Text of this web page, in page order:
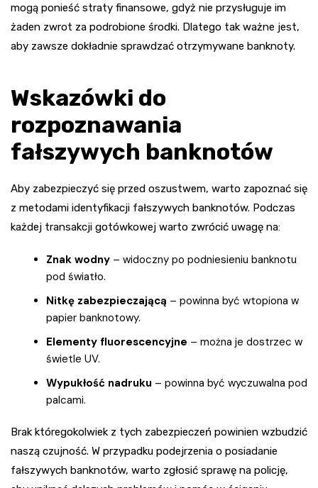
mogą ponieść straty finansowe, gdyż nie przysługuje im
żaden zwrot za podrobione środki. Dlatego tak ważne jest,
aby zawsze dokładnie sprawdzać otrzymywane banknoty.
Wskazówki do
rozpoznawania
fałszywych banknotów
Aby zabezpieczyć się przed oszustwem, warto zapoznać się
z metodami identyfikacji fałszywych banknotów. Podczas
każdej transakcji gotówkowej warto zwrócić uwagę na:
Znak wodny – widoczny po podniesieniu banknotu
pod światło.
Nitkę zabezpieczającą – powinna być wtopiona w
papier banknotowy.
Elementy fluorescencyjne – można je dostrzec w
świetle UV.
Wypukłość nadruku – powinna być wyczuwalna pod
palcami.
Brak któregokolwiek z tych zabezpieczeń powinien wzbudzić
naszą czujność. W przypadku podejrzenia o posiadanie
fałszywych banknotów, warto zgłosić sprawę na policję,